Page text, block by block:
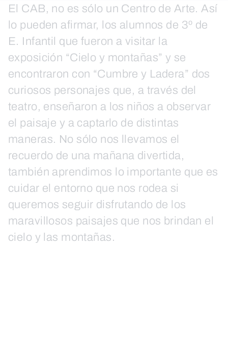
El CAB, no es sólo un Centro de Arte. Así
lo pueden afirmar, los alumnos de 3º de
E. Infantil que fueron a visitar la
exposición “Cielo y montañas” y se
encontraron con “Cumbre y Ladera” dos
curiosos personajes que, a través del
teatro, enseñaron a los niños a observar
el paisaje y a captarlo de distintas
maneras. No sólo nos llevamos el
recuerdo de una mañana divertida,
también aprendimos lo importante que es
cuidar el entorno que nos rodea si
queremos seguir disfrutando de los
maravillosos paisajes que nos brindan el
cielo y las montañas.